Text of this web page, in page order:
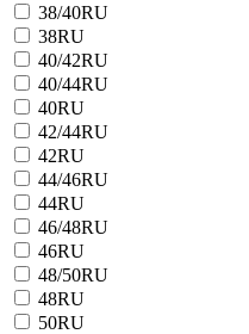
38/40RU
38RU
40/42RU
40/44RU
40RU
42/44RU
42RU
44/46RU
44RU
46/48RU
46RU
48/50RU
48RU
50RU